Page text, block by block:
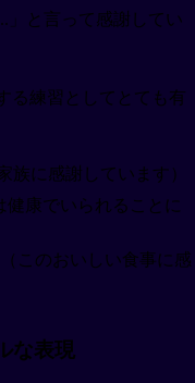
」と言って感謝してい
る練習としてとても有
族に感謝しています）
健康でいられることに
（このおいしい食事に感
な表現